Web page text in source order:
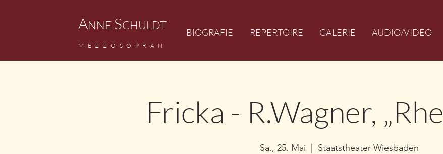
ANNE SCHULDT
M EZZOSOPRAN
BIOGRAFIE REPERTOIRE GALERIE AUDIO/VIDEO
Fricka - R.Wagner,
Sa., 25. Mai Staatstheater Wiesbaden